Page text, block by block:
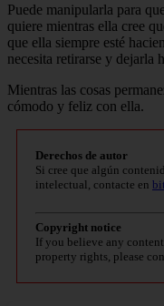
Puede manipularla para
quiere mientras ella cree
que ella siempre esté
necesita retirarse y dejarla
Mientras las cosas
cómodo y feliz con ella.
Derechos de autor
Si cree que algún
intelectual, contacte en
Copyright notice
If you believe any
property rights, please